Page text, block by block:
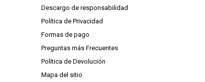
Descargo de responsabilidad
Política de Privacidad
Formas de pago
Preguntas más Frecuentes
Política de Devolución
Mapa del sitio